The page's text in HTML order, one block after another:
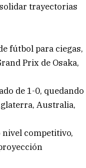
trayectorias
fútbol para ciegas,
Prix de Osaka,
de 1-0, quedando
Australia,
competitivo,